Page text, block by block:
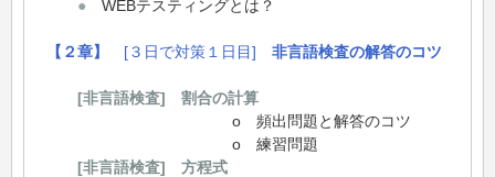
● WEBテスティングとは？
【２章】 [３日で対策１日目] 非言語検査の解答のコツ
[非言語検査] 割合の計算
o 頻出問題と解答のコツ
o 練習問題
[非言語検査] 方程式